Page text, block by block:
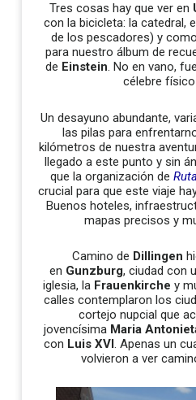
Tres cosas hay que ver en
con la bicicleta: la catedral,
de los pescadores) y
para nuestro álbum de
de Einstein. No en vano,
célebre
Un desayuno abundante,
las pilas para
kilómetros de nuestra
llegado a este punto y sin
que la organización de
crucial para que este viaje
Buenos hoteles,
mapas precisos y
Camino de Dillingen
en Gunzburg, ciudad con
iglesia, la Frauenkirche y
calles contemplaron los
cortejo nupcial que
jovencísima Maria
con Luis XVI. Apenas un
volvieron a ver